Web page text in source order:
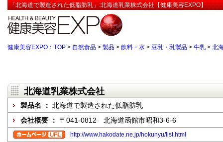
「北海道で製造された低脂肪乳」:北海道乳業株式会社【健康美容EXPO】
健康美容EXPO：TOP > 自然食品 > 製品 > 飲料・水 > 豆乳・乳製品 > 牛乳 > 北
北海道乳業株式会社
製品名 ： 北海道で製造された低脂肪乳
会社概要 ： 〒041-0812 北海道函館市昭和3-6-6
http://www.hakodate.ne.jp/hokunyu/list.html